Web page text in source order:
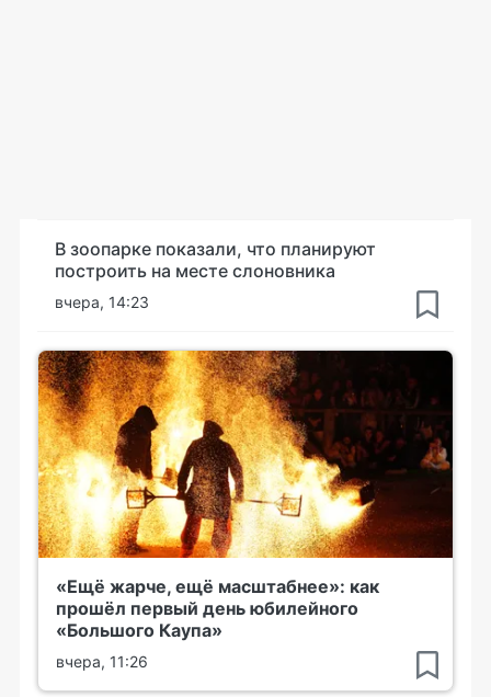
В зоопарке показали, что планируют
построить на месте слоновника
вчера, 14:23
«Ещё жарче, ещё масштабнее»: как
прошёл первый день юбилейного
«Большого Каупа»
вчера, 11:26